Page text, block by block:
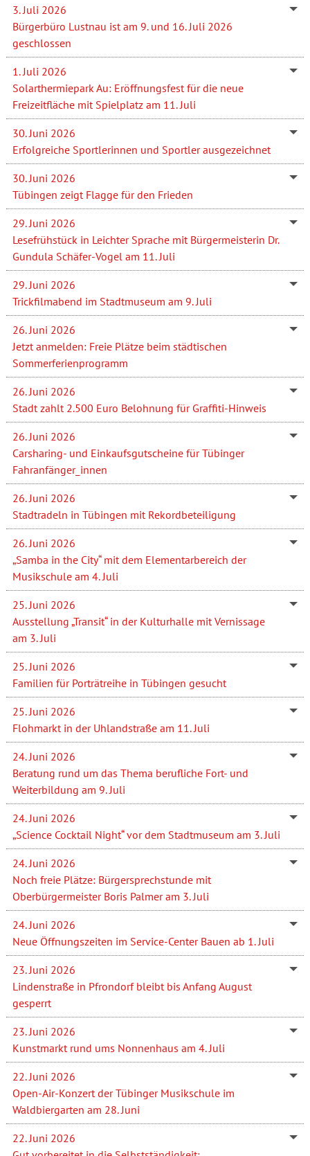
3. Juli 2026
Bürgerbüro Lustnau ist am 9. und 16. Juli 2026
geschlossen
1. Juli 2026
Solarthermiepark Au: Eröffnungsfest für die neue
Freizeitfläche mit Spielplatz am 11. Juli
30. Juni 2026
Erfolgreiche Sportlerinnen und Sportler ausgezeichnet
30. Juni 2026
Tübingen zeigt Flagge für den Frieden
29. Juni 2026
Lesefrühstück in Leichter Sprache mit Bürgermeisterin Dr.
Gundula Schäfer-Vogel am 11. Juli
29. Juni 2026
Trickfilmabend im Stadtmuseum am 9. Juli
26. Juni 2026
Jetzt anmelden: Freie Plätze beim städtischen
Sommerferienprogramm
26. Juni 2026
Stadt zahlt 2.500 Euro Belohnung für Graffiti-Hinweis
26. Juni 2026
Carsharing- und Einkaufsgutscheine für Tübinger
Fahranfänger_innen
26. Juni 2026
Stadtradeln in Tübingen mit Rekordbeteiligung
26. Juni 2026
„Samba in the City“ mit dem Elementarbereich der
Musikschule am 4. Juli
25. Juni 2026
Ausstellung „Transit“ in der Kulturhalle mit Vernissage
am 3. Juli
25. Juni 2026
Familien für Porträtreihe in Tübingen gesucht
25. Juni 2026
Flohmarkt in der Uhlandstraße am 11. Juli
24. Juni 2026
Beratung rund um das Thema berufliche Fort- und
Weiterbildung am 9. Juli
24. Juni 2026
„Science Cocktail Night“ vor dem Stadtmuseum am 3. Juli
24. Juni 2026
Noch freie Plätze: Bürgersprechstunde mit
Oberbürgermeister Boris Palmer am 3. Juli
24. Juni 2026
Neue Öffnungszeiten im Service-Center Bauen ab 1. Juli
23. Juni 2026
Lindenstraße in Pfrondorf bleibt bis Anfang August
gesperrt
23. Juni 2026
Kunstmarkt rund ums Nonnenhaus am 4. Juli
22. Juni 2026
Open-Air-Konzert der Tübinger Musikschule im
Waldbiergarten am 28. Juni
22. Juni 2026